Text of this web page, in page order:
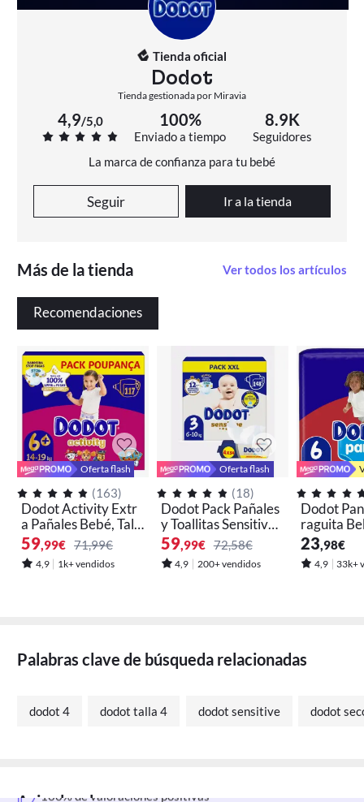
Tienda oficial
Dodot
Tienda gestionada por Miravia
4,9/5,0 100%
Enviado a tiempo
8.9K
Seguidores
La marca de confianza para tu bebé
Seguir Ir a la tienda
Más de la tienda Ver todos los artículos
Recomendaciones
Oferta flash
(163)
Dodot Activity Extr
a Pañales Bebé, Tall
as: 4+,5+ y 6+.
59,99€ 71,99€
4,9 1k+ vendidos
Oferta flash
(18)
Dodot Pack Pañales
y Toallitas Sensitive -
Disponible en Talla
1, 2 y 3
59,99€ 72,58€
4,9 200+ vendidos
Dodot
raguita
mbo
e en
23,98€
4,9 33k+
Palabras clave de búsqueda relacionadas
dodot 4 dodot talla 4 dodot sensitive dodot